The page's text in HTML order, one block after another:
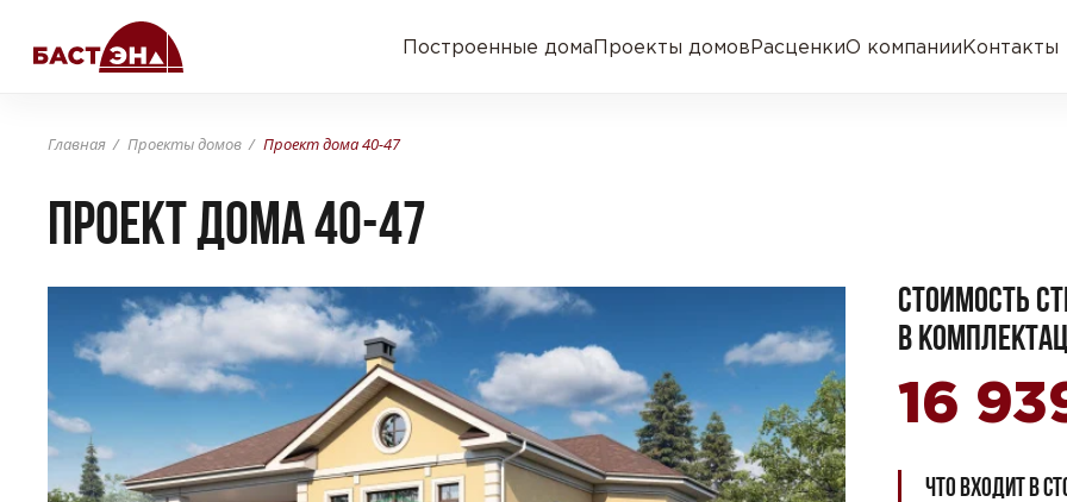
Построенные домаПроекты домовРасценкиО компанииКонтакты
Главная Проекты домов Проект дома 40-47
Проект дома 40-47
СТОИМОСТЬ
В
16
ЧТО ВХОДИТ В